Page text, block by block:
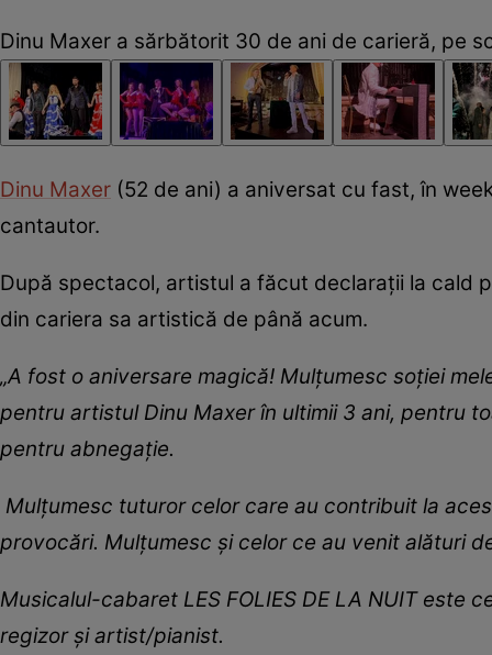
Dinu Maxer a sărbătorit 30 de ani de carieră, pe
Dinu Maxer (52 de ani) a aniversat cu fast, în
cantautor.
După spectacol, artistul a făcut declarații la cald
din cariera sa artistică de până acum.
„A fost o aniversare magică! Mulțumesc soției
pentru artistul Dinu Maxer în ultimii 3 ani, pentru
pentru abnegație.
Mulțumesc tuturor celor care au contribuit la
provocări. Mulțumesc și celor ce au venit alături
Musicalul-cabaret LES FOLIES DE LA NUIT este
regizor și artist/pianist.